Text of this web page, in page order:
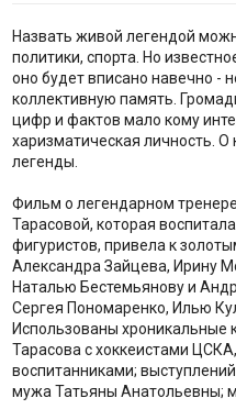
Назвать живой легендой
политики, спорта. Но
оно будет вписано навечно -
коллективную память.
цифр и фактов мало кому
харизматическая личность. О
легенды.
Фильм о легендарном
Тарасовой, которая
фигуристов, привела к
Александра Зайцева, Ирину
Наталью Бестемьянову и
Сергея Пономаренко, Илью
Использованы хроникальные
Тарасова с хоккеистами
воспитанниками;
мужа Татьяны Анатольевны;